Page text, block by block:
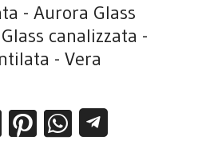
- Aurora Glass
canalizzata -
- Vera